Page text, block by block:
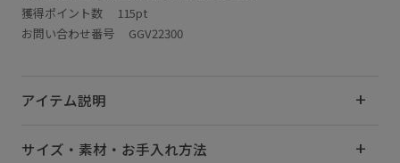
獲得ポイント数 115pt
お問い合わせ番号 GGV22300
アイテム説明
サイズ・素材・お手入れ方法